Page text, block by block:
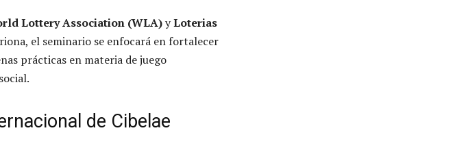
Lottery Association (WLA)yLoterias
el seminario se enfocará en fortalecer
prácticas en materia de juego
de Cibelae